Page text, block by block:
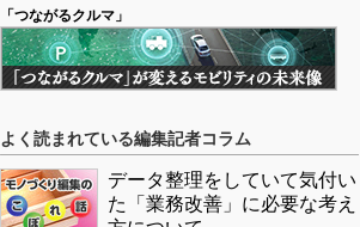
「つながるクルマ」
よく読まれている編集記者コラム
データ整理をしていて気付い
た「業務改善」に必要な考え